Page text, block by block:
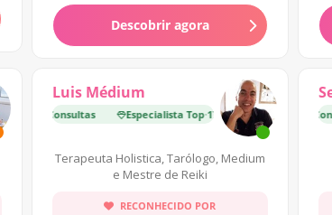
Descobrir agora
Luis Médium
000 Consultas Especialista Top ·17 000 Consultas
Terapeuta Holistica, Tarólogo, Medium
e Mestre de Reiki
RECONHECIDO POR
Especialista Top·15 000